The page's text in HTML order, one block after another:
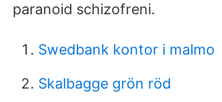
paranoid schizofreni.
Swedbank kontor i malmo
Skalbagge grön röd